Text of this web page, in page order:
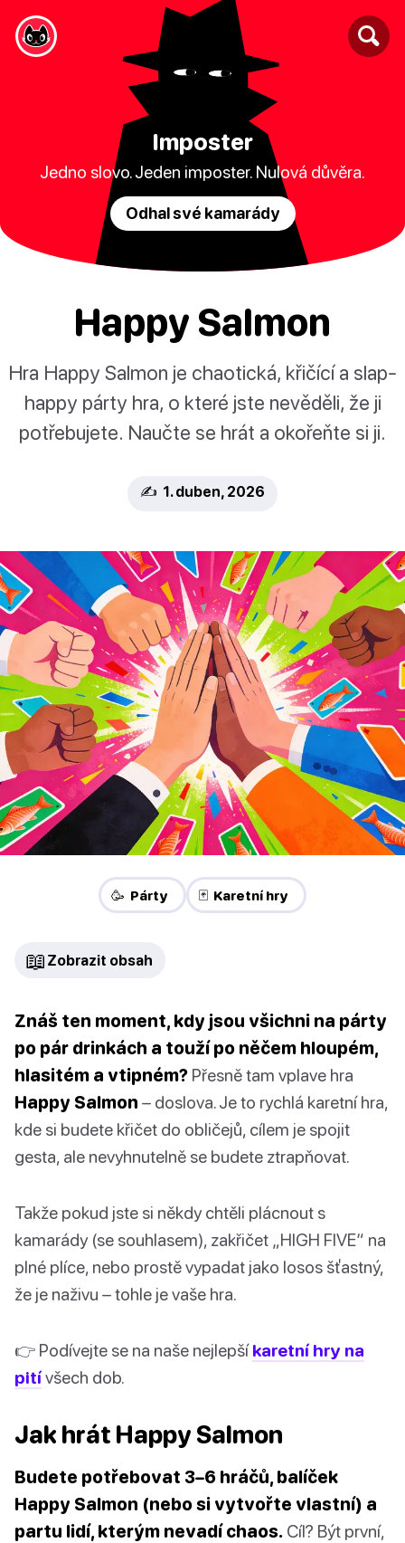
Imposter
Jedno slovo. Jeden imposter. Nulová důvěra.
Odhal své kamarády
Happy Salmon
Hra Happy Salmon je chaotická, křičící a slap-
happy párty hra, o které jste nevěděli, že ji
potřebujete. Naučte se hrát a okořeňte si ji.
✍️ 1. duben, 2026
🥳 Párty 🃏 Karetní hry
📖 Zobrazit obsah
Znáš ten moment, kdy jsou všichni na párty
po pár drinkách a touží po něčem hloupém,
hlasitém a vtipném? Přesně tam vplave hra
Happy Salmon – doslova. Je to rychlá karetní hra,
kde si budete křičet do obličejů, cílem je spojit
gesta, ale nevyhnutelně se budete ztrapňovat.
Takže pokud jste si někdy chtěli plácnout s
kamarády (se souhlasem), zakřičet „HIGH FIVE“ na
plné plíce, nebo prostě vypadat jako losos šťastný,
že je naživu – tohle je vaše hra.
👉 Podívejte se na naše nejlepšíkaretní hry na
pitívšech dob.
Jak hrát Happy Salmon
Budete potřebovat 3–6 hráčů, balíček
Happy Salmon (nebo si vytvořte vlastní) a
partu lidí, kterým nevadí chaos. Cíl? Být první,